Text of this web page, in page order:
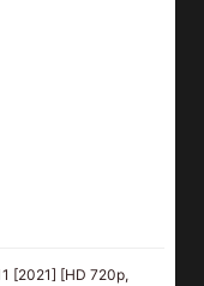
[2021] [HD 720p,